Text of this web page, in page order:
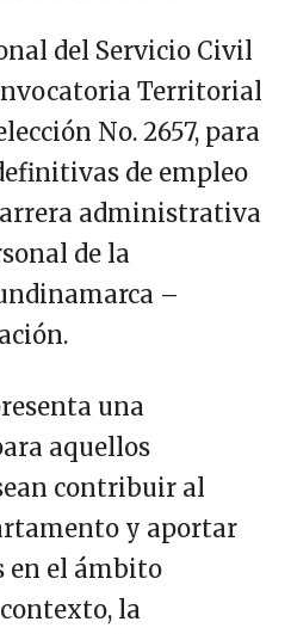
del Servicio Civil
Territorial
No. 2657, para
de empleo
administrativa
de la
–
una
aquellos
contribuir al
y aportar
en el ámbito
la